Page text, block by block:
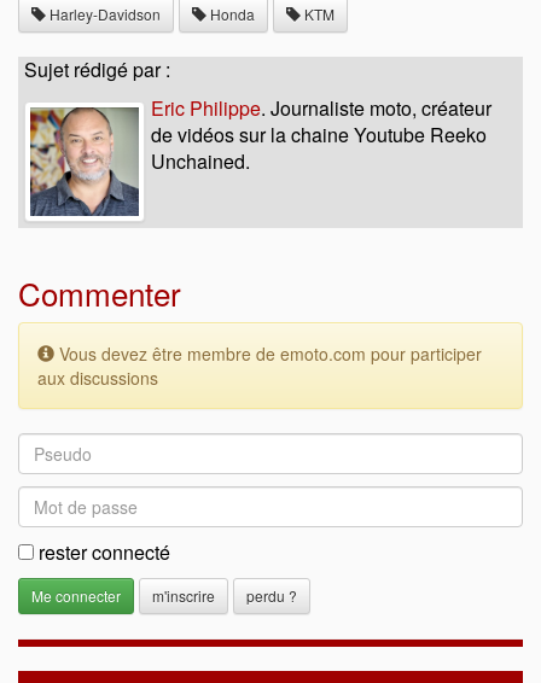
Harley-Davidson Honda KTM
Sujet rédigé par :
Eric Philippe. Journaliste moto, créateur
de vidéos sur la chaine Youtube Reeko
Unchained.
Commenter
Vous devez être membre de emoto.com pour participer
aux discussions
rester connecté
m'inscrire perdu ?